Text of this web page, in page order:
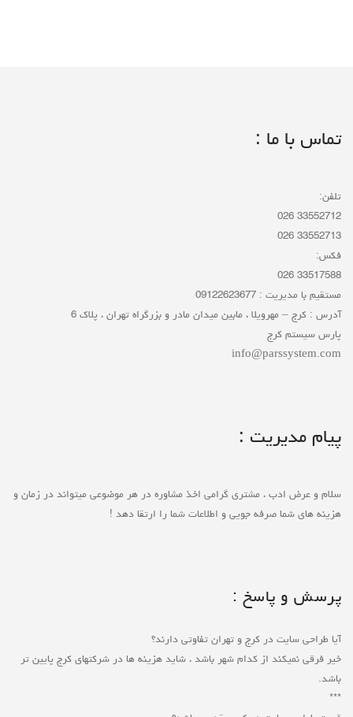
تماس با ما :
تلفن:
33552712 026
33552713 026
فکس:
33517588 026
مستقیم با مدیریت : 09122623677
آدرس : کرج – مهرویلا ، مابین میدان مادر و بزرگراه تهران ، پلاک 6
پارس سیستم کرج
info@parssystem.com
پیام مدیریت :
سلام و عرض ادب ، مشتری گرامی اخذ مشاوره در هر موضوعی میتواند در زمان و
هزینه های شما صرفه جویی و اطلاعات شما را ارتقا دهد !
پرسش و پاسخ :
آیا طراحی سایت در کرج و تهران تفاوتی دارند؟
خیر فرقی نمیکند از کدام شهر باشد ، شاید هزینه ها در شرکتهای کرج پایین تر
باشد.
***